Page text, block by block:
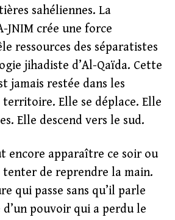
sahéliennes. La
JNIM crée une force
ressources des séparatistes
jihadiste d’Al-Qaïda. Cette
jamais restée dans les
territoire. Elle se déplace. Elle
Elle descend vers le sud.
encore apparaître ce soir ou
de reprendre la main.
qui passe sans qu’il parle
pouvoir qui a perdu le